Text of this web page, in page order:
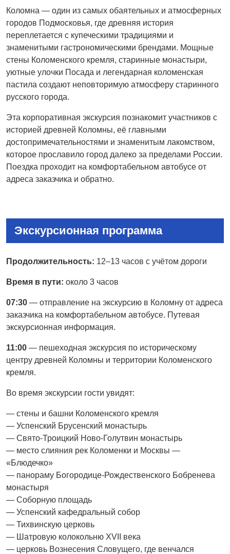
Коломна — один из самых обаятельных и атмосферных
городов Подмосковья, где древняя история
переплетается с купеческими традициями и
знаменитыми гастрономическими брендами. Мощные
стены Коломенского кремля, старинные монастыри,
уютные улочки Посада и легендарная коломенская
пастила создают неповторимую атмосферу старинного
русского города.
Эта корпоративная экскурсия познакомит участников с
историей древней Коломны, её главными
достопримечательностями и знаменитым лакомством,
которое прославило город далеко за пределами России.
Поездка проходит на комфортабельном автобусе от
адреса заказчика и обратно.
Экскурсионная программа
Продолжительность: 12–13 часов с учётом дороги
Время в пути: около 3 часов
07:30 — отправление на экскурсию в Коломну от адреса
заказчика на комфортабельном автобусе. Путевая
экскурсионная информация.
11:00 — пешеходная экскурсия по историческому
центру древней Коломны и территории Коломенского
кремля.
Во время экскурсии гости увидят:
— стены и башни Коломенского кремля
— Успенский Брусенский монастырь
— Свято-Троицкий Ново-Голутвин монастырь
— место слияния рек Коломенки и Москвы —
«Блюдечко»
— панораму Богородице-Рождественского Бобренева
монастыря
— Соборную площадь
— Успенский кафедральный собор
— Тихвинскую церковь
— Шатровую колокольню XVII века
— церковь Вознесения Словущего, где венчался